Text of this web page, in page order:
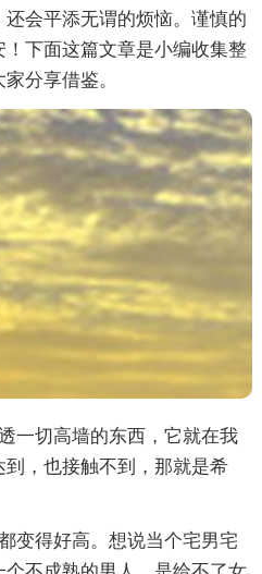
会平添无谓的烦恼。谨慎的
下面这篇文章是小编收集整
分享借鉴。
一切高墙的东西，它就在我
，也接触不到，那就是希
变得好高。想说当个宅男宅